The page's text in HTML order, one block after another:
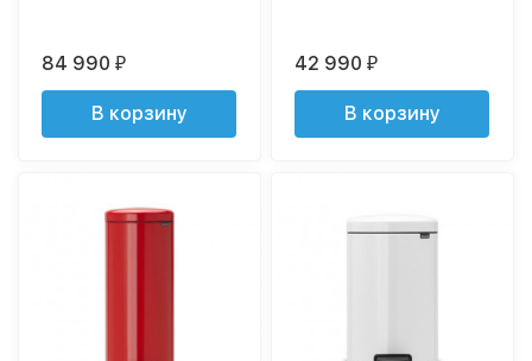
84 990₽
В корзину
42 990₽
В корзину